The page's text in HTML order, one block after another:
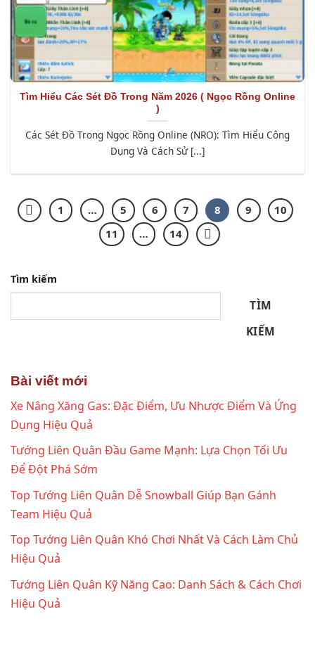
Tìm Hiểu Các Sét Đồ Trong Năm 2026 ( Ngọc Rồng Online
)
Các Sét Đồ Trong Ngọc Rồng Online (NRO): Tìm Hiểu Công
Dụng Và Cách Sử [...]
1 … 5 6 7 8 9
10
11
… 14
Tìm kiếm
TÌM
KIẾM
Bài viết mới
Xe Nâng Xăng Gas: Đặc Điểm, Ưu Nhược Điểm Và Ứng
Dụng Hiệu Quả
Tướng Liên Quân Đầu Game Mạnh: Lựa Chọn Tối Ưu
Để Đột Phá Sớm
Top Tướng Liên Quân Dễ Snowball Giúp Bạn Gánh
Team Hiệu Quả
Top Tướng Liên Quân Khó Chơi Nhất Và Cách Làm Chủ
Hiệu Quả
Tướng Liên Quân Kỹ Năng Cao: Danh Sách & Cách Chơi
Hiệu Quả